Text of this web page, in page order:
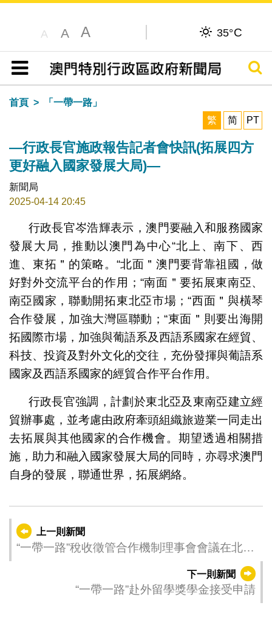
A A A 35°C
目錄
搜尋
首頁
「一帶一路」
繁
简 PT
—行政長官施政報告記者會快訊(拓展四方
更好融入國家發展大局)—
新聞局
2025-04-14 20:45
行政長官岑浩輝表示，澳門要融入和服務國家
發展大局，推動以澳門為中心“北上、南下、西
進、東拓＂的策略。“北面＂澳門要背靠祖國，做
好對外交流平台的作用；“南面＂要拓展東南亞、
南亞國家，聯動開拓東北亞市場；“西面＂與橫琴
合作發展，加強大灣區聯動；“東面＂則要出海開
拓國際市場，加強與葡語系及西語系國家在經貿、
科技、投資及對外文化的交往，充份發揮與葡語系
國家及西語系國家的經貿合作平台作用。
行政長官強調，計劃於東北亞及東南亞建立經
貿辦事處，並考慮由政府牽頭組織旅遊業一同走出
去拓展與其他國家的合作機會。期望透過相關措
施，助力和融入國家發展大局的同時，亦尋求澳門
自身的發展，聯通世界，拓展網絡。
上一則新聞
“一帶一路”稅收徵管合作機制理事會會議在北京
下一則新聞
“一帶一路”赴外留學獎學金接受申請